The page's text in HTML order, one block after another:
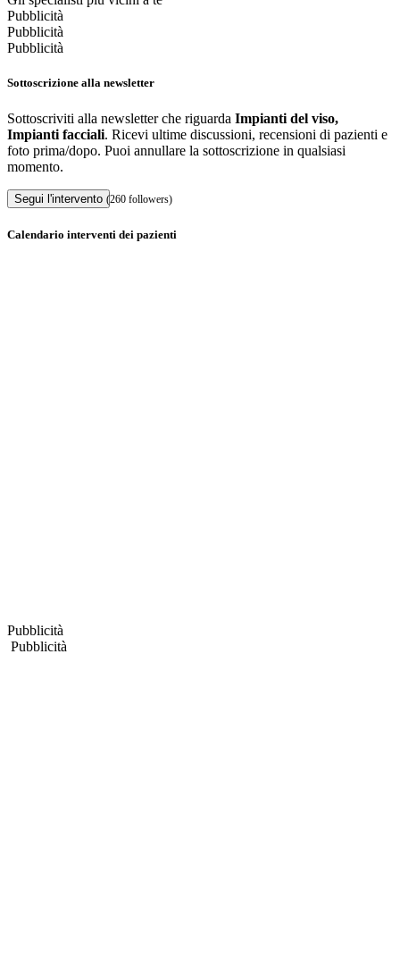
Pubblicità
Pubblicità
Pubblicità
Sottoscrizione alla newsletter
Sottoscriviti alla newsletter che riguarda Impianti del viso,
Impianti facciali. Ricevi ultime discussioni, recensioni di pazienti e
foto prima/dopo. Puoi annullare la sottoscrizione in qualsiasi
momento.
Segui l'intervento (260 followers)
Calendario interventi dei pazienti
Pubblicità
Pubblicità